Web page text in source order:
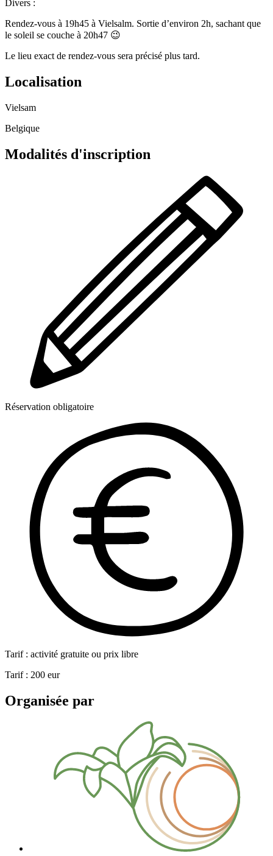
Divers :
Rendez-vous à 19h45 à Vielsalm. Sortie d’environ 2h, sachant que
le soleil se couche à 20h47 😉
Le lieu exact de rendez-vous sera précisé plus tard.
Localisation
Vielsam
Belgique
Modalités d'inscription
Réservation obligatoire
Tarif : activité gratuite ou prix libre
Tarif : 200 eur
Organisée par